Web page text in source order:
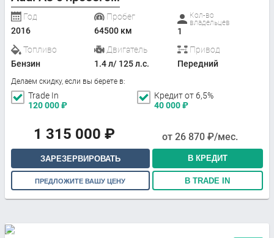
Год
2016
Пробег
64500 км
Кол-во
владельцев
1
Топливо
Бензин
Двигатель
1.4 л/ 125 л.с.
Привод
Передний
Делаем скидку, если вы берете в:
Trade In
120 000₽
Кредит от 6,5%
40 000₽
1 315 000 ₽ от 26 870 ₽/мес.
ЗАРЕЗЕРВИРОВАТЬ В КРЕДИТ
ПРЕДЛОЖИТЕ ВАШУ ЦЕНУ В TRADE IN